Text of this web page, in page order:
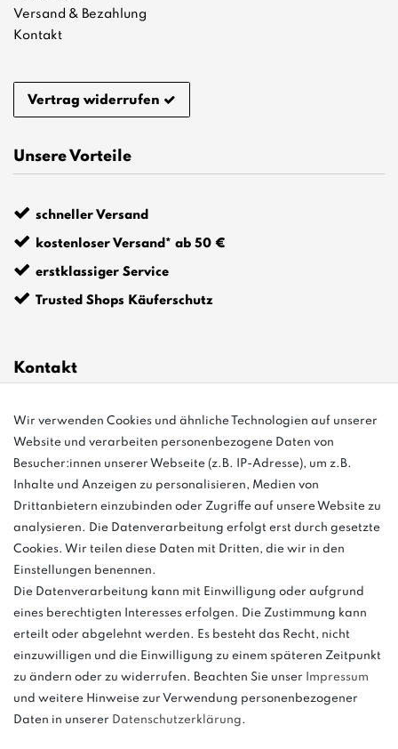
Versand & Bezahlung
Kontakt
Vertrag widerrufen
Unsere Vorteile
schneller Versand
kostenloser Versand* ab 50 €
erstklassiger Service
Trusted Shops Käuferschutz
Kontakt
info@bonvenon.de
03763 4048350
Montag - Freitag, 08:00 - 16:00
Anrufe aus dem dt. Festnetz zum Ortstarif, Preise aus dem Mobilfunknetz
ggf. abweichend (abhängig vom Provider).
und
weitere.
Wir verwenden Cookies und ähnliche Technologien auf unserer
Website und verarbeiten personenbezogene Daten von
Besucher:innen unserer Webseite (z.B. IP-Adresse), um z.B.
Inhalte und Anzeigen zu personalisieren, Medien von
Drittanbietern einzubinden oder Zugriffe auf unsere Website zu
analysieren. Die Datenverarbeitung erfolgt erst durch gesetzte
Cookies. Wir teilen diese Daten mit Dritten, die wir in den
Einstellungen benennen.
Die Datenverarbeitung kann mit Einwilligung oder aufgrund
eines berechtigten Interesses erfolgen. Die Zustimmung kann
erteilt oder abgelehnt werden. Es besteht das Recht, nicht
einzuwilligen und die Einwilligung zu einem späteren Zeitpunkt
zu ändern oder zu widerrufen. Beachten Sie unser
Impressum
und weitere Hinweise zur Verwendung personenbezogener
Daten in unserer Daten­schutz­erklärung.